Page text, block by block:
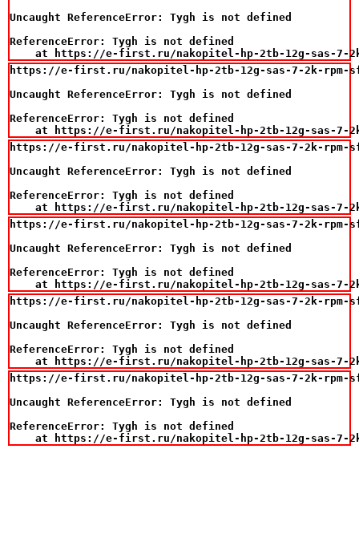
Uncaught ReferenceError: Tygh is not defined
ReferenceError: Tygh is not defined
at https://e-first.ru/nakopitel-hp-2tb-12g-sas-
https://e-first.ru/nakopitel-hp-2tb-12g-sas-7-2k-rpm-
Uncaught ReferenceError: Tygh is not defined
ReferenceError: Tygh is not defined
at https://e-first.ru/nakopitel-hp-2tb-12g-sas-
https://e-first.ru/nakopitel-hp-2tb-12g-sas-7-2k-rpm-
Uncaught ReferenceError: Tygh is not defined
ReferenceError: Tygh is not defined
at https://e-first.ru/nakopitel-hp-2tb-12g-sas-
https://e-first.ru/nakopitel-hp-2tb-12g-sas-7-2k-rpm-
Uncaught ReferenceError: Tygh is not defined
ReferenceError: Tygh is not defined
at https://e-first.ru/nakopitel-hp-2tb-12g-sas-
https://e-first.ru/nakopitel-hp-2tb-12g-sas-7-2k-rpm-
Uncaught ReferenceError: Tygh is not defined
ReferenceError: Tygh is not defined
at https://e-first.ru/nakopitel-hp-2tb-12g-sas-
https://e-first.ru/nakopitel-hp-2tb-12g-sas-7-2k-rpm-
Uncaught ReferenceError: Tygh is not defined
ReferenceError: Tygh is not defined
at https://e-first.ru/nakopitel-hp-2tb-12g-sas-